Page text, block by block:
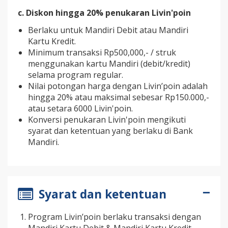
c. Diskon hingga 20% penukaran Livin'poin
Berlaku untuk Mandiri Debit atau Mandiri
Kartu Kredit.
Minimum transaksi Rp500,000,- / struk
menggunakan kartu Mandiri (debit/kredit)
selama program regular.
Nilai potongan harga dengan Livin’poin adalah
hingga 20% atau maksimal sebesar Rp150.000,-
atau setara 6000 Livin'poin.
Konversi penukaran Livin'poin mengikuti
syarat dan ketentuan yang berlaku di Bank
Mandiri.
Syarat dan ketentuan
Program Livin’poin berlaku transaksi dengan